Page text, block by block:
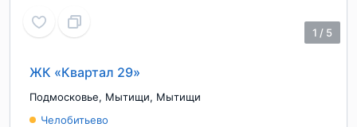
1 / 5
ЖК «Квартал 29»
Подмосковье, Мытищи, Мытищи
Челобитьево